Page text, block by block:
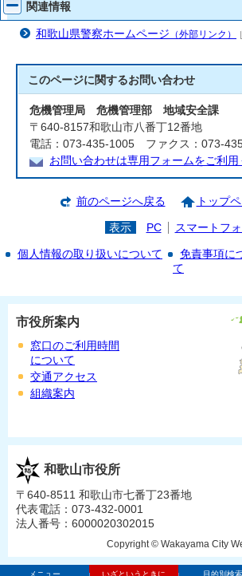
関連情報
和歌山県警察ホームページ （外部リンク）
このページに関するお問い合わせ
危機管理局 危機管理部 地域安全課
〒640-8157和歌山市八番丁12番地
電話：073-435-1005 ファクス：073-
お問い合わせは専用フォームをご利用
前のページへ戻る トップ
表示 PC スマートフ
個人情報の取り扱いについて 免責事項に
て
メニュー いざというときに 目的別検索
市役所案内
窓口のご利用時間
について
交通アクセス
組織案内
和歌山市役所
〒640-8511 和歌山市七番丁23番地
代表電話：073-432-0001
法人番号：6000020302015
Copyright © Wakayama City